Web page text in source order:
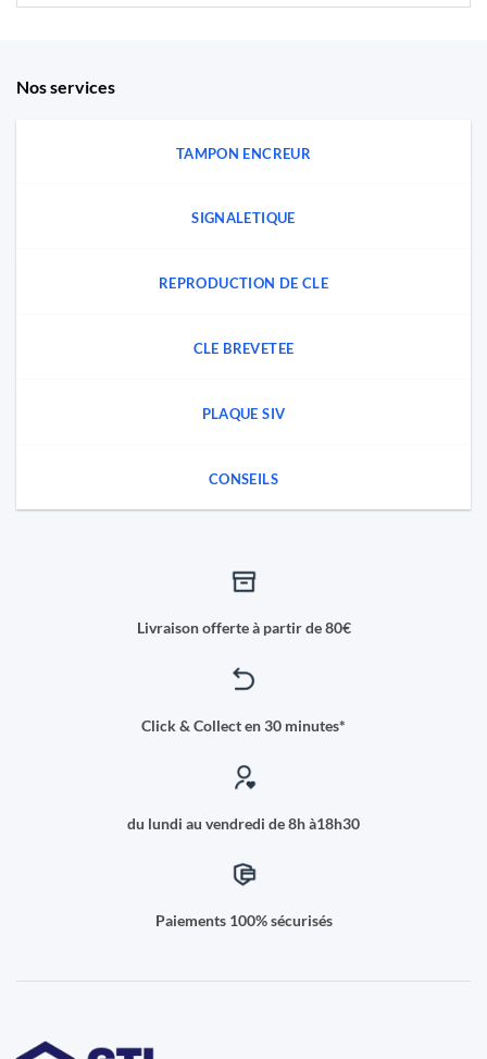
Nos services
TAMPON ENCREUR
SIGNALETIQUE
REPRODUCTION DE CLE
CLE BREVETEE
PLAQUE SIV
CONSEILS
Livraison offerte à partir de 80€
Click & Collect en 30 minutes*
du lundi au vendredi de 8h à18h30
Paiements 100% sécurisés